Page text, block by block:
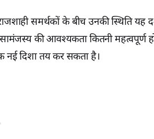
समर्थकों के बीच उनकी स्थिति यह
की आवश्यकता कितनी महत्वपूर्ण
नई दिशा तय कर सकता है।